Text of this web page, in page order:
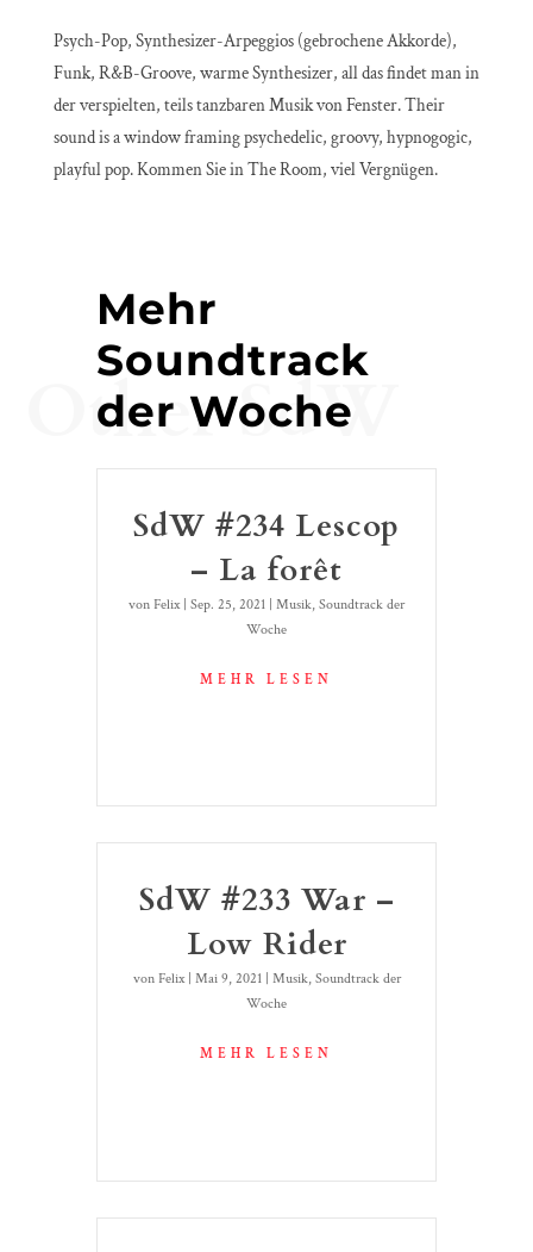
Psych-Pop, Synthesizer-Arpeggios (gebrochene Akkorde),
Funk, R&B-Groove, warme Synthesizer, all das findet man in
der verspielten, teils tanzbaren Musik von Fenster. Their
sound is a window framing psychedelic, groovy, hypnogogic,
playful pop. Kommen Sie in The Room, viel Vergnügen.
Mehr
Soundtrack
der Woche
Other SdW
SdW #234 Lescop
– La forêt
von Felix| Sep. 25, 2021 Musik, Soundtrack der
Woche
MEHR LESEN
SdW #233 War –
Low Rider
von Felix| Mai 9, 2021| Musik, Soundtrack der
Woche
MEHR LESEN